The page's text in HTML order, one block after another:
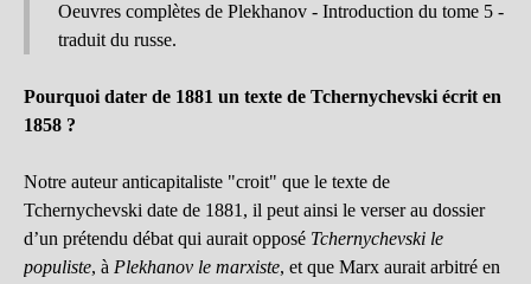
Oeuvres complètes de Plekhanov - Introduction du tome 5 -
traduit du russe.
Pourquoi dater de 1881 un texte de Tchernychevski écrit en
1858 ?
Notre auteur anticapitaliste "croit" que le texte de
Tchernychevski date de 1881, il peut ainsi le verser au dossier
d’un prétendu débat qui aurait opposé Tchernychevski le
populiste, à Plekhanov le marxiste, et que Marx aurait arbitré en